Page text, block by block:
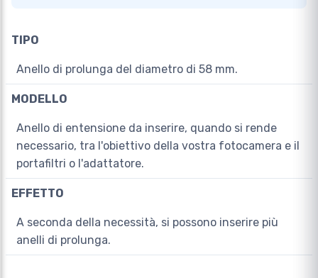
TIPO
Anello di prolunga del diametro di 58 mm.
MODELLO
Anello di entensione da inserire, quando si rende
necessario, tra l'obiettivo della vostra fotocamera e il
portafiltri o l'adattatore.
EFFETTO
A seconda della necessità, si possono inserire più
anelli di prolunga.